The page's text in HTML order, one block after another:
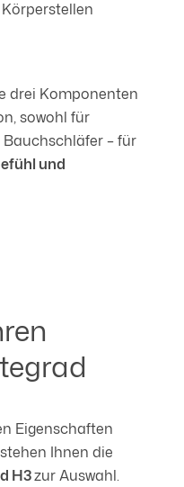
drei Komponenten
sowohl für
– für
und
Eigenschaften
Ihnen die
H3zur Auswahl.